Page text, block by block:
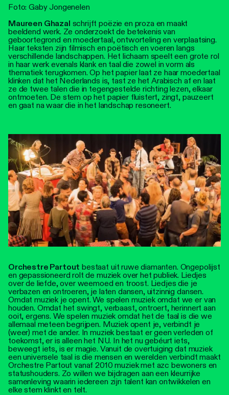
Foto: Gaby Jongenelen
Maureen Ghazal schrijft poëzie en proza en maakt
beeldend werk. Ze onderzoekt de betekenis van
geboortegrond en moedertaal, ontworteling en verplaatsing.
Haar teksten zijn filmisch en poëtisch en voeren langs
verschillende landschappen. Het lichaam speelt een grote rol
in haar werk evenals klank en taal die zowel in vorm als
thematiek terugkomen. Op het papier laat ze haar moedertaal
klinken dat het Nederlands is, tast ze het Arabisch af en laat
ze de twee talen die in tegengestelde richting lezen, elkaar
ontmoeten. De stem op het papier fluistert, zingt, pauzeert
en gaat na waar die in het landschap resoneert.
Orchestre Partout bestaat uit ruwe diamanten. Ongepolijst
en gepassioneerd rolt de muziek over het publiek. Liedjes
over de liefde, over weemoed en troost. Liedjes die je
verbazen en ontroeren, je laten dansen, uitzinnig dansen.
Omdat muziek je opent. We spelen muziek omdat we er van
houden. Omdat het swingt, verbaast, ontroert, herinnert aan
ooit, ergens. We spelen muziek omdat het de taal is die we
allemaal meteen begrijpen. Muziek opent je, verbindt je
(weer) met de ander. In muziek bestaat er geen verleden of
toekomst, er is alleen het NU. In het nu gebéurt iets,
beweegt iets, is er magie. Vanuit de overtuiging dat muziek
een universele taal is die mensen en werelden verbindt maakt
Orchestre Partout vanaf 2010 muziek met azc bewoners en
statushouders. Zo willen we bijdragen aan een kleurrijke
samenleving waarin iedereen zijn talent kan ontwikkelen en
elke stem klinkt en telt.